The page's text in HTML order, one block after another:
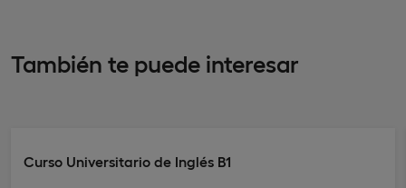
También te puede interesar
Curso Universitario de Inglés B1